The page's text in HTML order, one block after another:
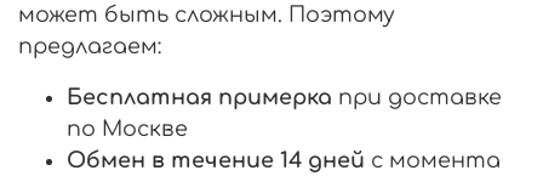
может быть сложным. Поэтому
предлагаем:
Бесплатная примерка при доставке
по Москве
Обмен в течение 14 дней с момента